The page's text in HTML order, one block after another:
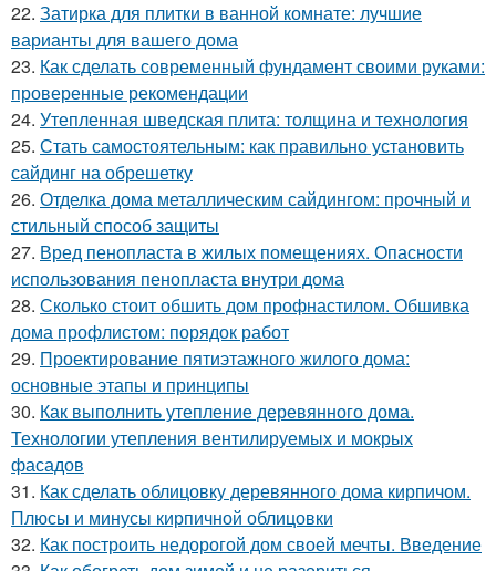
22. Затирка для плитки в ванной комнате: лучшие
варианты для вашего дома
23. Как сделать современный фундамент своими руками:
проверенные рекомендации
24. Утепленная шведская плита: толщина и технология
25. Стать самостоятельным: как правильно установить
сайдинг на обрешетку
26. Отделка дома металлическим сайдингом: прочный и
стильный способ защиты
27. Вред пенопласта в жилых помещениях. Опасности
использования пенопласта внутри дома
28. Сколько стоит обшить дом профнастилом. Обшивка
дома профлистом: порядок работ
29. Проектирование пятиэтажного жилого дома:
основные этапы и принципы
30. Как выполнить утепление деревянного дома.
Технологии утепления вентилируемых и мокрых
фасадов
31. Как сделать облицовку деревянного дома кирпичом.
Плюсы и минусы кирпичной облицовки
32. Как построить недорогой дом своей мечты. Введение